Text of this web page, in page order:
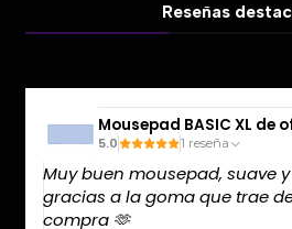
Reseñas
Mousepad BASIC XL de
5.0 1 reseña
Muy buen mousepad, suave
gracias a la goma que trae
compra 🫶